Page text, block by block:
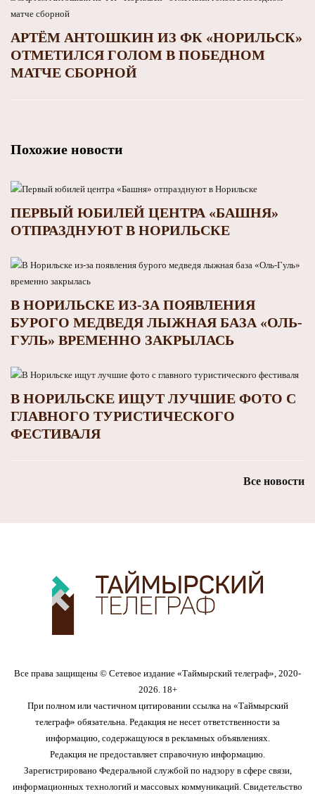
АРТЁМ АНТОШКИН ИЗ ФК «НОРИЛЬСК»
ОТМЕТИЛСЯ ГОЛОМ В ПОБЕДНОМ
МАТЧЕ СБОРНОЙ
Похожие новости
ПЕРВЫЙ ЮБИЛЕЙ ЦЕНТРА «БАШНЯ»
ОТПРАЗДНУЮТ В НОРИЛЬСКЕ
В НОРИЛЬСКЕ ИЗ-ЗА ПОЯВЛЕНИЯ
БУРОГО МЕДВЕДЯ ЛЫЖНАЯ БАЗА «ОЛЬ-
ГУЛЬ» ВРЕМЕННО ЗАКРЫЛАСЬ
В НОРИЛЬСКЕ ИЩУТ ЛУЧШИЕ ФОТО С
ГЛАВНОГО ТУРИСТИЧЕСКОГО
ФЕСТИВАЛЯ
Все новости
Все права защищены © Сетевое издание «Таймырский телеграф», 2020-
2026. 18+
При полном или частичном цитировании ссылка на «Таймырский
телеграф» обязательна. Редакция не несет ответственности за
информацию, содержащуюся в рекламных объявлениях.
Редакция не предоставляет справочную информацию.
Зарегистрировано Федеральной службой по надзору в сфере связи,
информационных технологий и массовых коммуникаций. Свидетельство